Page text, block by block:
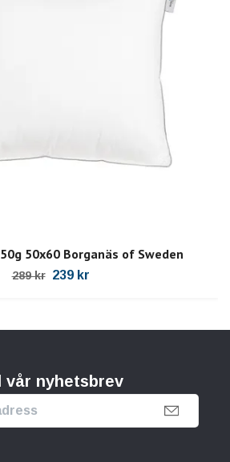
50x60 Borganäs of Sweden
289 kr 239 kr
vår nyhetsbrev